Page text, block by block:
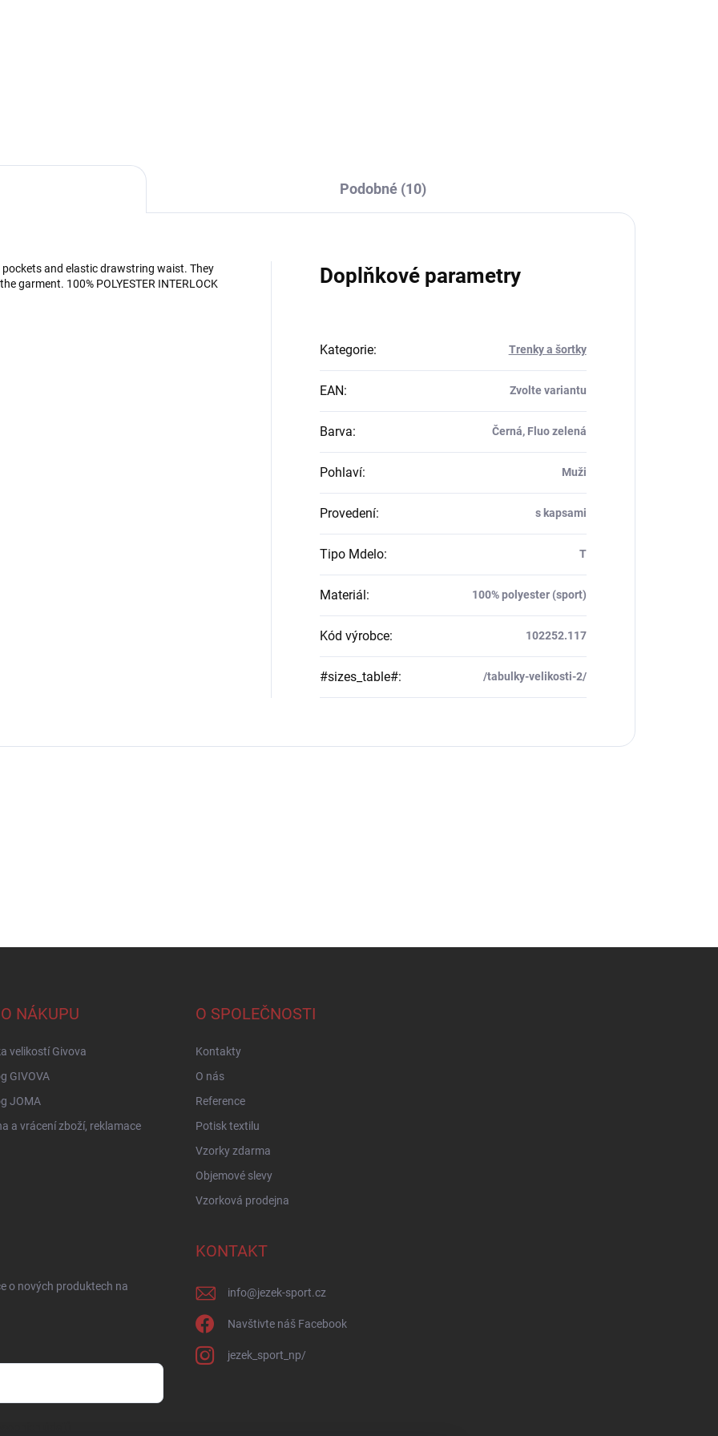
Podobné (10)
and elastic drawstring waist. They
garment. 100% POLYESTER INTERLOCK
Doplňkové parametry
Kategorie: Trenky a šortky
EAN: Zvolte variantu
Barva: Černá, Fluo zelená
Pohlaví: Muži
Provedení: s kapsami
Tipo Mdelo: T
Materiál: 100% polyester (sport)
Kód výrobce: 102252.117
#sizes_table#: /tabulky-velikosti-2/
NÁKUPU
velikostí Givova
GIVOVA
JOMA
a vrácení zboží, reklamace
O SPOLEČNOSTI
Kontakty
O nás
Reference
Potisk textilu
Vzorky zdarma
Objemové slevy
Vzorková prodejna
o nových produktech na
KONTAKT
info@jezek-sport.cz
Navštivte náš Facebook
jezek_sport_np/